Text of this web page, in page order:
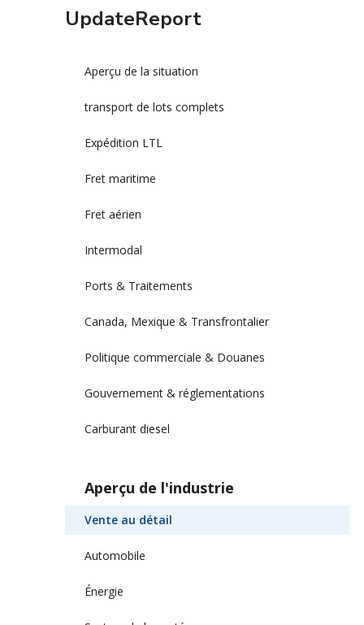
UpdateReport
Aperçu de la situation
transport de lots complets
Expédition LTL
Fret maritime
Fret aérien
Intermodal
Ports & Traitements
Canada, Mexique & Transfrontalier
Politique commerciale & Douanes
Gouvernement & réglementations
Carburant diesel
Aperçu de l'industrie
Vente au détail
Automobile
Énergie